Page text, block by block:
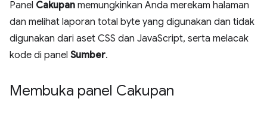
Panel Cakupan memungkinkan Anda merekam halaman
dan melihat laporan total byte yang digunakan dan tidak
digunakan dari aset CSS dan JavaScript, serta melacak
kode di panel Sumber.
Membuka panel Cakupan